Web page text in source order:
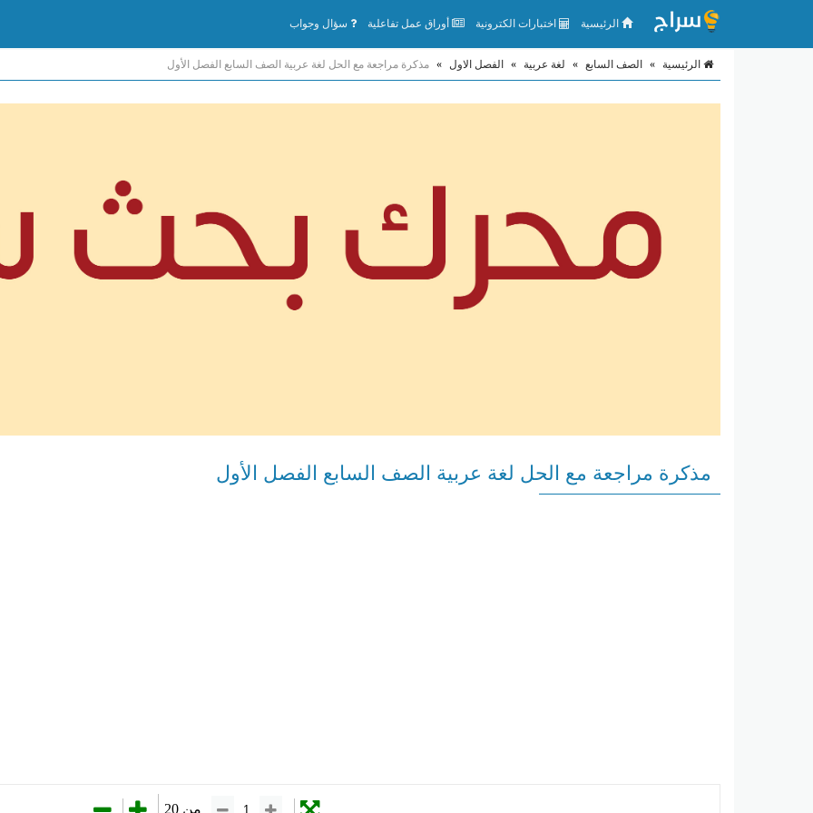
الرئيسية اختبارات الكترونية أوراق عمل تفاعلية سؤال وجواب
الرئيسية » الصف السابع » لغة عربية » الفصل الاول » مذكرة مراجعة مع الحل لغة عربية الصف السابع الفصل الأول
مذكرة مراجعة مع الحل لغة عربية الصف السابع الفصل الأول